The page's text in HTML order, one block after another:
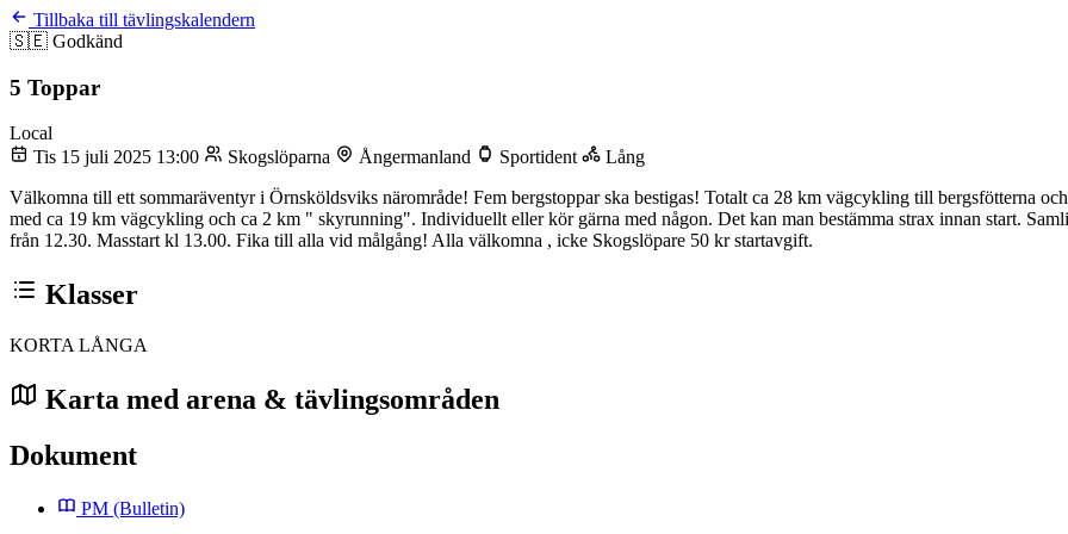
Tillbaka till tävlingskalendern
🇸🇪 Godkänd
5 Toppar
Local
Tis 15 juli 2025 13:00
Skogslöparna Ångermanland Sportident
Lång
Välkomna till ett sommaräventyr i Örnsköldsviks närområde! Fem bergstoppar ska bestigas! Totalt ca 28 km vägcykling till bergsfötterna
med ca 19 km vägcykling och ca 2 km " skyrunning". Individuellt eller kör gärna med någon. Det kan man bestämma strax innan start.
från 12.30. Masstart kl 13.00. Fika till alla vid målgång! Alla välkomna , icke Skogslöpare 50 kr startavgift.
Klasser
KORTA LÅNGA
Karta med arena & tävlingsområden
Dokument
PM (Bulletin)